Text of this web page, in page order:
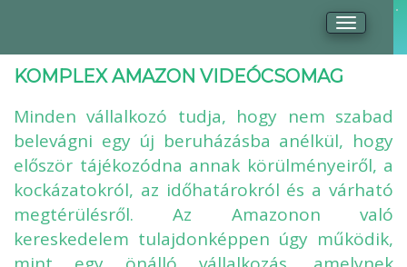
KOMPLEX AMAZON VIDEÓCSOMAG
Minden vállalkozó tudja, hogy nem szabad
belevágni egy új beruházásba anélkül, hogy
először tájékozódna annak körülményeiről, a
kockázatokról, az időhatárokról és a várható
megtérülésről. Az Amazonon való
kereskedelem tulajdonképpen úgy működik,